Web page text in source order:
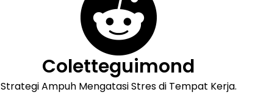
Coletteguimond
Strategi Ampuh Mengatasi Stres di Tempat Kerja.